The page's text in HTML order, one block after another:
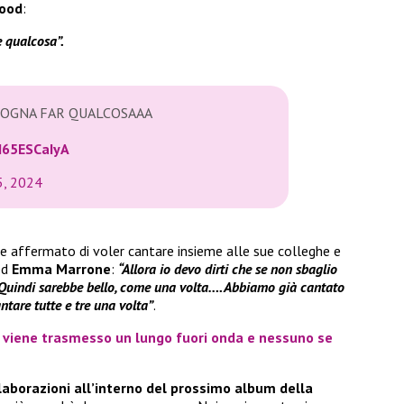
:
FAR QUALCOSAAA
2024
affermato di voler cantare insieme alle sue colleghe e
Emma Marrone: “Allora io devo dirti che se non sbaglio
sarebbe bello, come una volta…. Abbiamo già cantato
tutte e tre una volta”.
trasmesso un lungo fuori onda e nessuno se
all’interno del prossimo album della